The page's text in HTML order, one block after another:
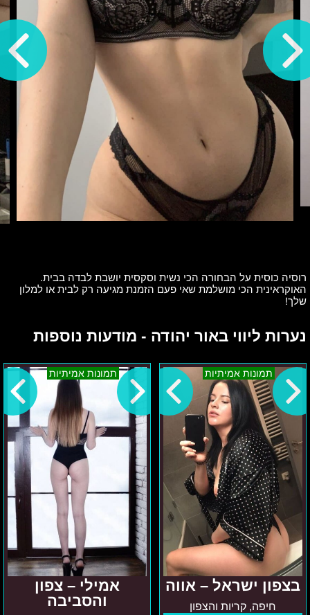
רוסיה כוסית על הבחורה הכי נשית וסקסית יושבת לבדה בבית.
האוקראינית הכי מושלמת שאי פעם הזמנת מגיעה רק לבית או למלון
שלך!
נערות ליווי באור יהודה - מודעות נוספות
תמונות אמיתיות
בצפון ישראל – אווה
חיפה, קריות והצפון
בצפון
ישראל
–
אווה
תמונות אמיתיות
אמילי – צפון
והסביבה
אמילי
–
והסביבה